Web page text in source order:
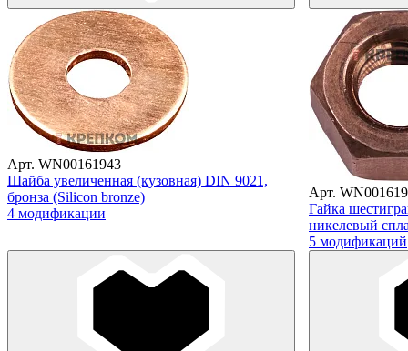
Арт. WN00161943
Шайба увеличенная (кузовная) DIN 9021,
бронза (Silicon bronze)
4 модификации
Арт.
Гайка
никелевый
5 модификаций